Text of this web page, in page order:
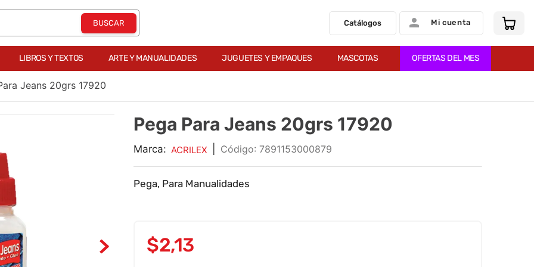
Catálogos Mi cuenta
LIBROS Y TEXTOS ARTE Y MANUALIDADES JUGUETES Y EMPAQUES MASCOTAS OFERTAS DEL MES
Jeans 20grs 17920
Pega Para Jeans 20grs 17920
Marca: ACRILEX : 7891153000879
Pega, Para Manualidades
$2,13